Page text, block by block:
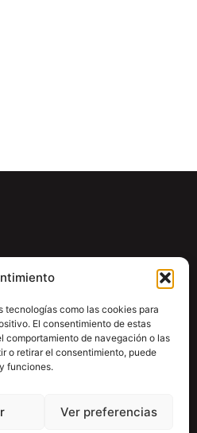
tecnologías como las cookies para
El consentimiento de estas
comportamiento de navegación o las
o retirar el consentimiento, puede
funciones.
Ver preferencias